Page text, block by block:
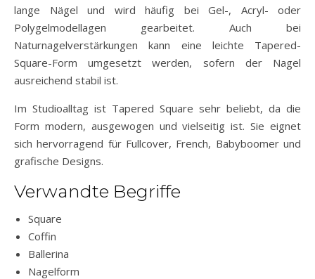
lange Nägel und wird häufig bei Gel-, Acryl- oder
Polygelmodellagen gearbeitet. Auch bei
Naturnagelverstärkungen kann eine leichte Tapered-
Square-Form umgesetzt werden, sofern der Nagel
ausreichend stabil ist.
Im Studioalltag ist Tapered Square sehr beliebt, da die
Form modern, ausgewogen und vielseitig ist. Sie eignet
sich hervorragend für Fullcover, French, Babyboomer und
grafische Designs.
Verwandte Begriffe
Square
Coffin
Ballerina
Nagelform